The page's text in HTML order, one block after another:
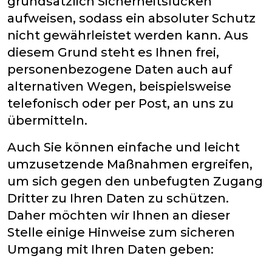
aufweisen, sodass ein absoluter Schutz
nicht gewährleistet werden kann. Aus
diesem Grund steht es Ihnen frei,
personenbezogene Daten auch auf
alternativen Wegen, beispielsweise
telefonisch oder per Post, an uns zu
übermitteln.
Auch Sie können einfache und leicht
umzusetzende Maßnahmen ergreifen,
um sich gegen den unbefugten Zugang
Dritter zu Ihren Daten zu schützen.
Daher möchten wir Ihnen an dieser
Stelle einige Hinweise zum sicheren
Umgang mit Ihren Daten geben: